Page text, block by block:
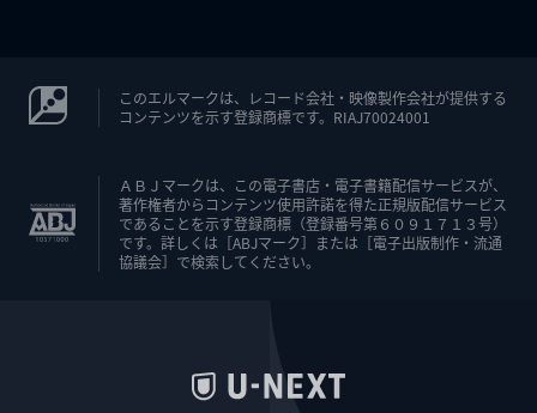
このエルマークは、レコード会社・映像製作会社が提供する
コンテンツを示す登録商標です。RIAJ70024001
ＡＢＪマークは、この電子書店・電子書籍配信サービスが、
著作権者からコンテンツ使用許諾を得た正規版配信サービス
であることを示す登録商標（登録番号第６０９１７１３号）
です。詳しくは［ABJマーク］または［電子出版制作・流通
協議会］で検索してください。